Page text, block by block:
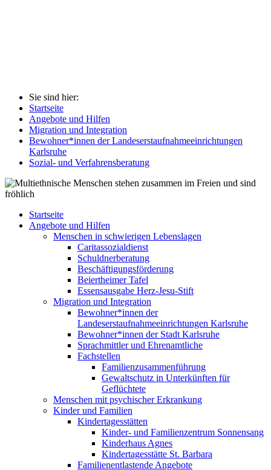
Sie sind hier:
Startseite
Angebote und Hilfen
Migration und Integration
Bewohner*innen der Landeserstaufnahmeeinrichtungen
Karlsruhe
Sozial- und Verfahrensberatung
Startseite
Angebote und Hilfen
Menschen in schwierigen Lebenslagen
Caritassozialdienst
Schuldnerberatung
Beschäftigungsförderung
Beiertheimer Tafel
Essensausgabe Herz-Jesu-Stift
Migration und Integration
Bewohner*innen der
Landeserstaufnahmeeinrichtungen Karlsruhe
Bewohner*innen der Stadt Karlsruhe
Sprachmittler und Ehrenamtliche
Fachstellen
Familienzusammenführung
Gewaltschutz in Unterkünften für
Geflüchtete
Menschen mit psychischer Erkrankung
Kinder und Familien
Kindertagesstätten
Kinder- und Familienzentrum Sonnensang
Kinderhaus Agnes
Kindertagesstätte St. Barbara
Familienentlastende Angebote